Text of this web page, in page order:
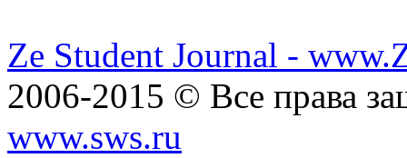
Ze Student Journal -
2006-2015 © Все права
www.sws.ru